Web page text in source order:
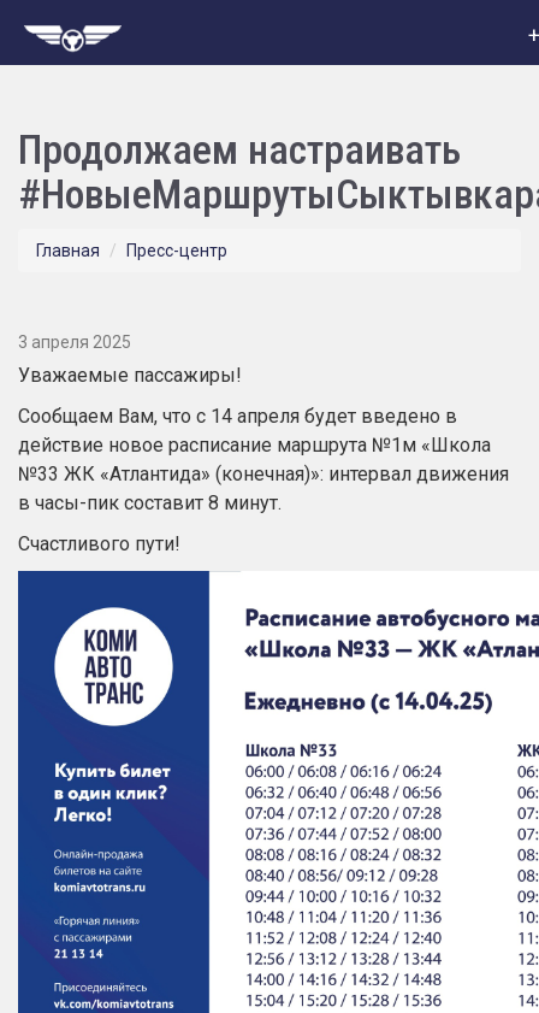
Продолжаем настраивать
Главная Пресс-центр
3 апреля 2025
Уважаемые пассажиры!
Сообщаем Вам, что с 14 апреля будет введено в
действие новое расписание маршрута №1м «Школа
№33 ЖК «Атлантида» (конечная)»: интервал движения
в часы-пик составит 8 минут.
Счастливого пути!